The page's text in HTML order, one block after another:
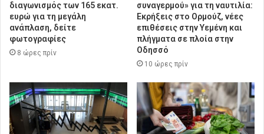
διαγωνισμός των 165 εκατ.
ευρώ για τη μεγάλη
ανάπλαση, δείτε
φωτογραφίες
8 ώρες πρίν
συναγερμού» για τη ναυτιλία:
Εκρήξεις στο Ορμούζ, νέες
επιθέσεις στην Υεμένη και
πλήγματα σε πλοία στην
Οδησσό
10 ώρες πρίν